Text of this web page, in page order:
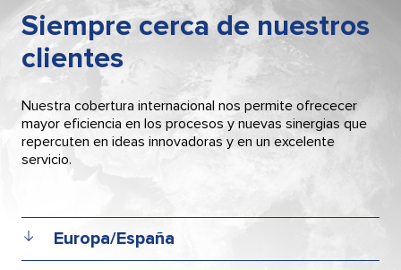
Siempre cerca de nuestros
clientes
Nuestra cobertura internacional nos permite ofrececer
mayor eficiencia en los procesos y nuevas sinergias que
repercuten en ideas innovadoras y en un excelente
servicio.
Europa/España